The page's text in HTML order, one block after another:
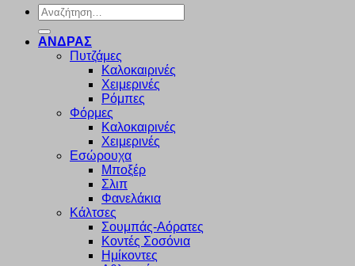
Αναζήτηση
για:
ΑΝΔΡΑΣ
Πυτζάμες
Καλοκαιρινές
Χειμερινές
Ρόμπες
Φόρμες
Καλοκαιρινές
Χειμερινές
Εσώρουχα
Μποξέρ
Σλιπ
Φανελάκια
Κάλτσες
Σουμπάς-Αόρατες
Κοντές Σοσόνια
Ημίκοντες